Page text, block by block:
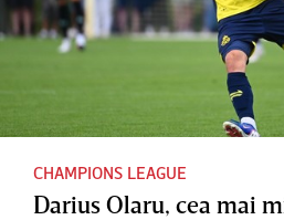
CHAMPIONS LEAGUE
Darius Olaru, cea mai